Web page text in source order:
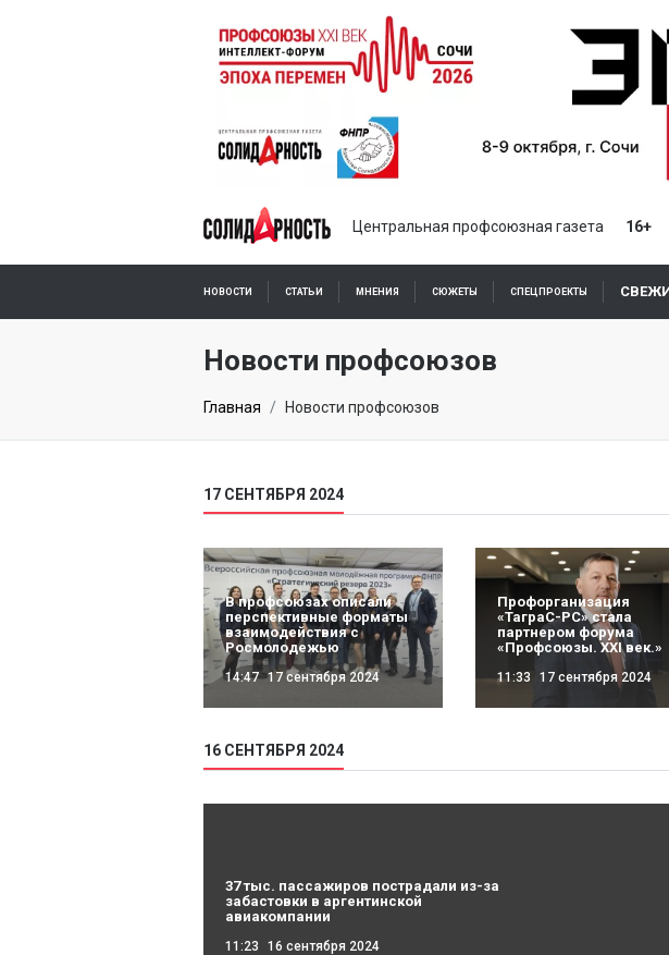
Центральная профсоюзная газета 16+
НОВОСТИ СТАТЬИ МНЕНИЯ СЮЖЕТЫ СПЕЦПРОЕКТЫ
ПОДПИСКА ОНЛАЙН
Новости профсоюзов
Главная Новости профсоюзов
17 СЕНТЯБРЯ 2024
В профсоюзах описали
перспективные форматы
взаимодействия с
Росмолодежью
14:47 17 сентября 2024
Профорганизация
«ТаграС-РС» стала
партнером форума
«Профсоюзы. XXI век.»
11:33 17 сентября 2024
16 СЕНТЯБРЯ 2024
37 тыс. пассажиров пострадали из-за
забастовки в аргентинской
авиакомпании
11:23 16 сентября 2024